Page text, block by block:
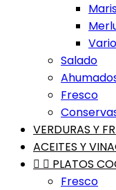
Salado
Fresco
VERDURAS Y
ACEITES Y
  PLATOS
Fresco